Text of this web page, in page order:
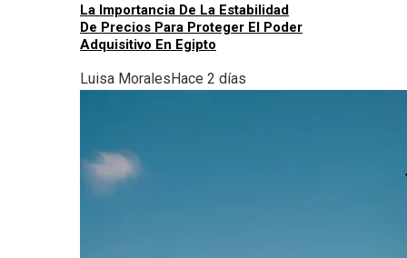
La Importancia De La Estabilidad
De Precios Para Proteger El Poder
Adquisitivo En Egipto
Luisa MoralesHace 2 días